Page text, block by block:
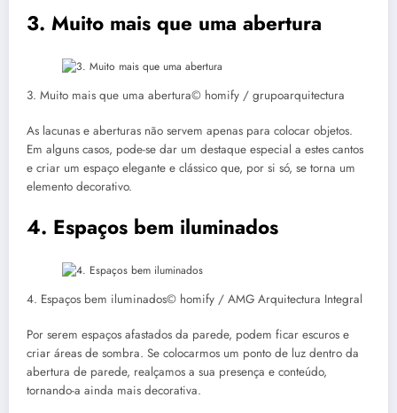
3. Muito mais que uma abertura
3. Muito mais que uma abertura© homify / grupoarquitectura
As lacunas e aberturas não servem apenas para colocar objetos.
Em alguns casos, pode-se dar um destaque especial a estes cantos
e criar um espaço elegante e clássico que, por si só, se torna um
elemento decorativo.
4. Espaços bem iluminados
4. Espaços bem iluminados© homify / AMG Arquitectura Integral
Por serem espaços afastados da parede, podem ficar escuros e
criar áreas de sombra. Se colocarmos um ponto de luz dentro da
abertura de parede, realçamos a sua presença e conteúdo,
tornando-a ainda mais decorativa.